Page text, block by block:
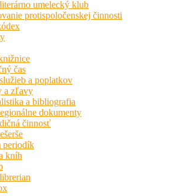
umelecký klub
protispoločenskej činnosti
čas
a poplatkov
a zľavy
a bibliografia
dokumenty
činnosť
periodík
kníh